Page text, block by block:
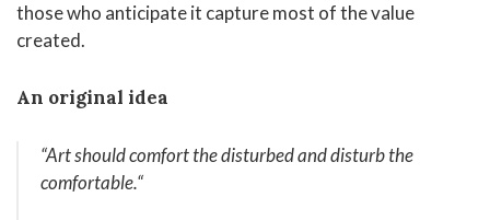
those who anticipate it capture most of the value
created.
An original idea
“Art should comfort the disturbed and disturb the
comfortable.“